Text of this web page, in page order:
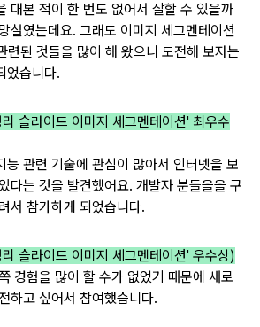
대본 적이 한 번도 없어서 잘할 수 있을까
설였는데요. 그래도 이미지 세그멘테이션
된 것들을 많이 해 왔으니 도전해 보자는
었습니다.
슬라이드 이미지 세그멘테이션' 최우수
능 관련 기술에 관심이 많아서 인터넷을 보
다는 것을 발견했어요. 개발자 분들을을 구
서 참가하게 되었습니다.
슬라이드 이미지 세그멘테이션' 우수상)
경험을 많이 할 수가 없었기 때문에 새로
하고 싶어서 참여했습니다.